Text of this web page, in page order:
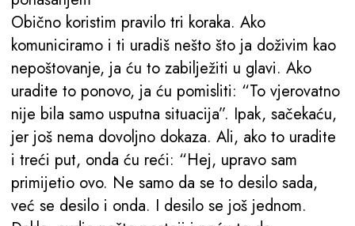
Obično koristim pravilo tri koraka. Ako
komuniciramo i ti uradiš nešto što ja doživim kao
nepoštovanje, ja ću to zabilježiti u glavi. Ako
uradite to ponovo, ja ću pomisliti: “To vjerovatno
nije bila samo usputna situacija”. Ipak, sačekaću,
jer još nema dovoljno dokaza. Ali, ako to uradite
i treći put, onda ću reći: “Hej, upravo sam
primijetio ovo. Ne samo da se to desilo sada,
već se desilo i onda. I desilo se još jednom.